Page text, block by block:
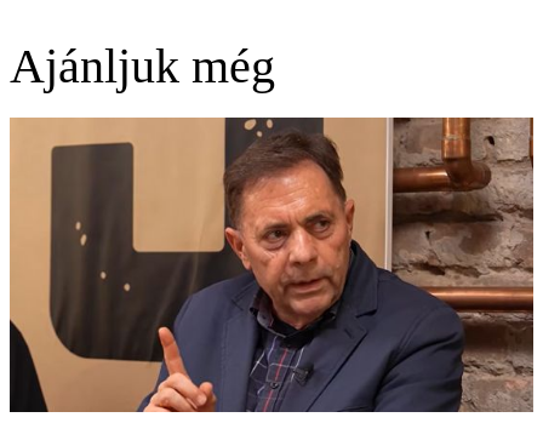
Ajánljuk még